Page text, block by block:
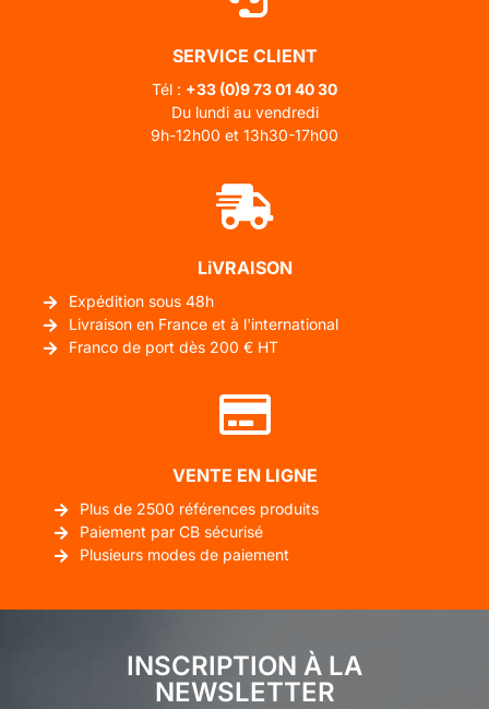
SERVICE CLIENT
Tél : +33 (0)9 73 01 40 30
Du lundi au vendredi
9h-12h00 et 13h30-17h00
LiVRAISON
Expédition sous 48h
Livraison en France et à l'international
Franco de port dès 200 € HT
VENTE EN LIGNE
Plus de 2500 références produits
Paiement par CB sécurisé
Plusieurs modes de paiement
INSCRIPTION À LA
NEWSLETTER